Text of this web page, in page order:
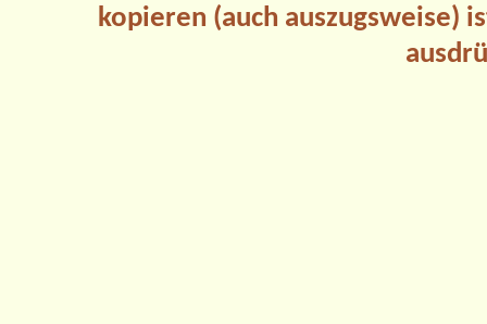
kopieren (auch auszugsweise)